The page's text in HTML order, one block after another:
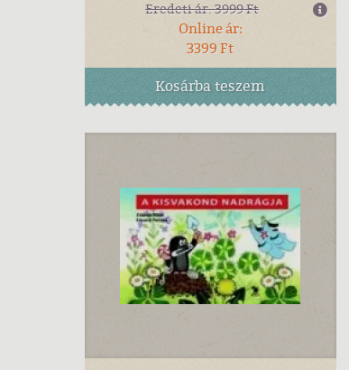
Eredeti ár:3999 Ft
Online ár:
3399 Ft
Kosárbateszem